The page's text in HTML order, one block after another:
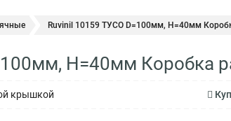
Ruvinil 10159 ТУСО D=100мм, H=40мм
H=40мм Коробка
крышкой